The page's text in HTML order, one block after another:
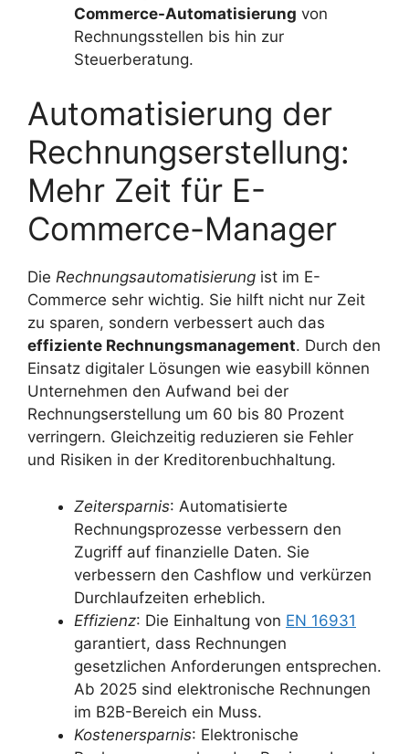
Commerce-Automatisierung von
Rechnungsstellen bis hin zur
Steuerberatung.
Automatisierung der
Rechnungserstellung:
Mehr Zeit für E-
Commerce-Manager
Die Rechnungsautomatisierung ist im E-
Commerce sehr wichtig. Sie hilft nicht nur Zeit
zu sparen, sondern verbessert auch das
effiziente Rechnungsmanagement. Durch den
Einsatz digitaler Lösungen wie easybill können
Unternehmen den Aufwand bei der
Rechnungserstellung um 60 bis 80 Prozent
verringern. Gleichzeitig reduzieren sie Fehler
und Risiken in der Kreditorenbuchhaltung.
Zeitersparnis: Automatisierte
Rechnungsprozesse verbessern den
Zugriff auf finanzielle Daten. Sie
verbessern den Cashflow und verkürzen
Durchlaufzeiten erheblich.
Effizienz: Die Einhaltung von EN 16931
garantiert, dass Rechnungen
gesetzlichen Anforderungen entsprechen.
Ab 2025 sind elektronische Rechnungen
im B2B-Bereich ein Muss.
Kostenersparnis: Elektronische